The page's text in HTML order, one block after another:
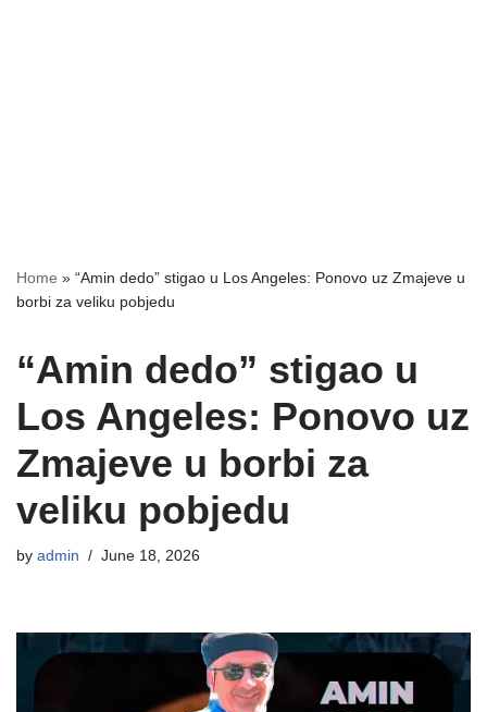
Home » “Amin dedo” stigao u Los Angeles: Ponovo uz Zmajeve u
borbi za veliku pobjedu
“Amin dedo” stigao u
Los Angeles: Ponovo uz
Zmajeve u borbi za
veliku pobjedu
by admin June 18, 2026